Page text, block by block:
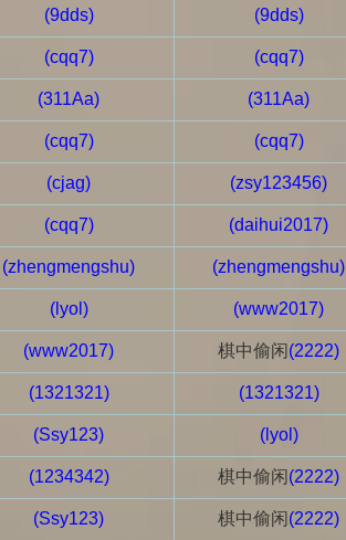
(9dds) (9dds)
(cqq7) (cqq7)
(311Aa) (311Aa)
(cqq7) (cqq7)
(cjag) (zsy123456)
(cqq7) (daihui2017)
(zhengmengshu) (zhengmengshu)
(lyol) (www2017)
(www2017) 棋中偷闲 (2222)
(1321321) (1321321)
(Ssy123) (lyol)
(1234342) 棋中偷闲 (2222)
(Ssy123) 棋中偷闲 (2222)